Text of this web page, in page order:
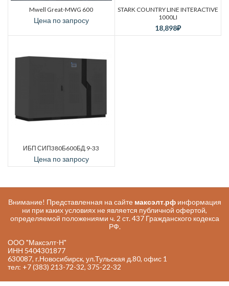
Mwell Great-MWG 600
Цена по запросу
STARK COUNTRY LINE INTERACTIVE
1000LI
18,898₽
ИБП СИП380Б600БД.9-33
Цена по запросу
Внимание! Представленная на сайте максэлт.рфинформация
ни при каких условиях не является публичной офертой,
определяемой положениями ч. 2 ст. 437 Гражданского кодекса
РФ.
ООО "Максэлт-Н"
ИНН 5404301877
630087, г.Новосибирск, ул.Тульская д.80, офис 1
тел: +7 (383) 213-72-32, 375-22-32